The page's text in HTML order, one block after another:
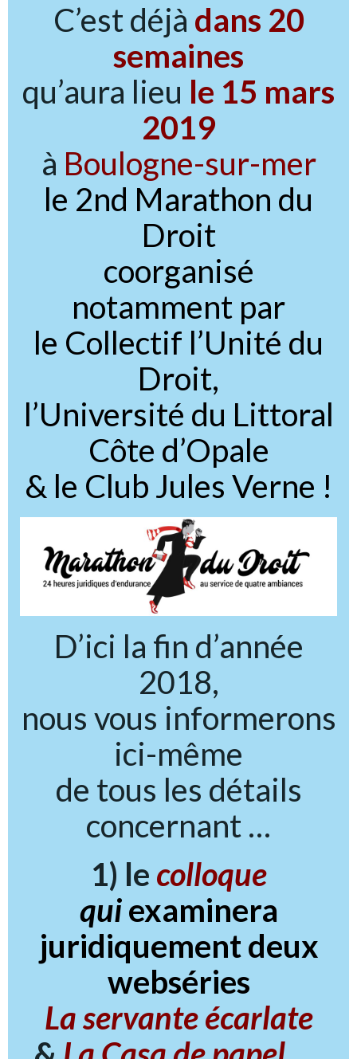
C’est déjà dans 20
semaines
qu’aura lieu le 15 mars
2019
à Boulogne-sur-mer
le 2nd Marathon du
Droit
coorganisé
notamment par
le Collectif l’Unité du
Droit,
l’Université du Littoral
Côte d’Opale
& le Club Jules Verne !
D’ici la fin d’année
2018,
nous vous informerons
ici-même
de tous les détails
concernant …
1) le colloque
quiexaminera
juridiquement deux
webséries
La servante écarlate